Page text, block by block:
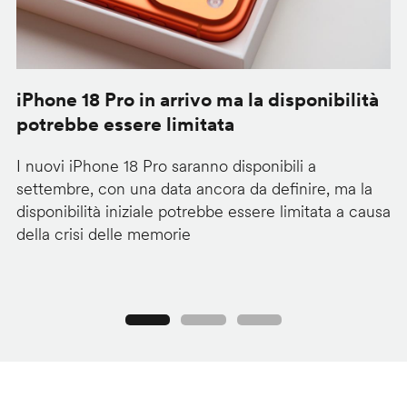
iPhone 18 Pro in arrivo ma la disponibilità
potrebbe essere limitata
I nuovi iPhone 18 Pro saranno disponibili a
settembre, con una data ancora da definire, ma la
disponibilità iniziale potrebbe essere limitata a causa
della crisi delle memorie